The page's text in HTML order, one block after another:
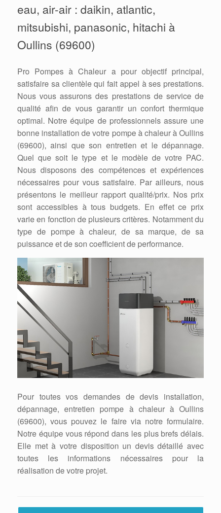
eau, air-air : daikin, atlantic,
mitsubishi, panasonic, hitachi à
Oullins (69600)
Pro Pompes à Chaleur a pour objectif principal,
satisfaire sa clientèle qui fait appel à ses prestations.
Nous vous assurons des prestations de service de
qualité afin de vous garantir un confort thermique
optimal. Notre équipe de professionnels assure une
bonne installation de votre pompe à chaleur à Oullins
(69600), ainsi que son entretien et le dépannage.
Quel que soit le type et le modèle de votre PAC.
Nous disposons des compétences et expériences
nécessaires pour vous satisfaire. Par ailleurs, nous
présentons le meilleur rapport qualité/prix. Nos prix
sont accessibles à tous budgets. En effet ce prix
varie en fonction de plusieurs critères. Notamment du
type de pompe à chaleur, de sa marque, de sa
puissance et de son coefficient de performance.
Pour toutes vos demandes de devis installation,
dépannage, entretien pompe à chaleur à Oullins
(69600), vous pouvez le faire via notre formulaire.
Notre équipe vous répond dans les plus brefs délais.
Elle met à votre disposition un devis détaillé avec
toutes les informations nécessaires pour la
réalisation de votre projet.